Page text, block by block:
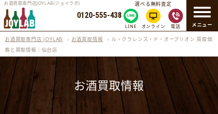
メニュー
お酒買取専門店JOYLAB(ジョイラボ)
0120-555-438
選べる無料査定
LINE オンライン 電話
お酒買取専門店 JOYLAB › お酒買取情報 › ル・クラレンス・ド・オーブリオン 買取価
格と買取情報｜仙台店
お酒買取情報